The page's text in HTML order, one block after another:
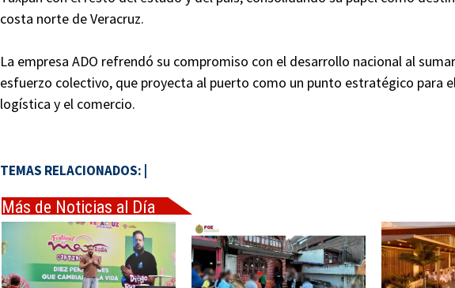
costa norte de Veracruz.
La empresa ADO refrendó su compromiso con el desarrollo nacional al
esfuerzo colectivo, que proyecta al puerto como un punto estratégico para
logística y el comercio.
TEMAS RELACIONADOS:
Más de Noticias al Día